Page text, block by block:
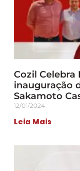
Cozil Celebra
inauguração
Sakamoto
12/01/2024
Leia Mais